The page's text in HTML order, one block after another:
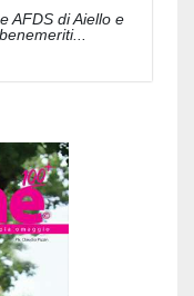
AFDS di Aiello e